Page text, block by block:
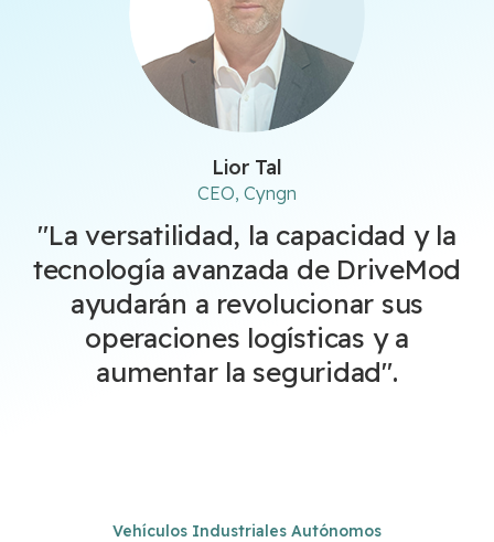
Lior Tal
CEO, Cyngn
"La versatilidad, la capacidad y la
tecnología avanzada de DriveMod
ayudarán a revolucionar sus
operaciones logísticas y a
aumentar la seguridad".
Vehículos Industriales Autónomos